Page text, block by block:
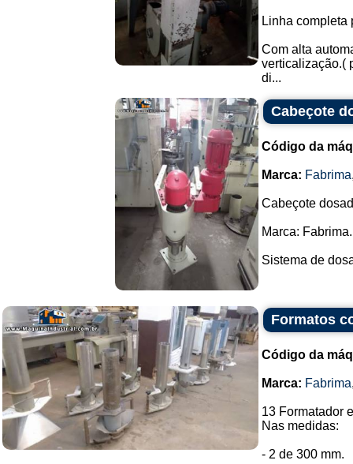
Linha completa
Com alta
verticalização.(
di...
Cabeçote
Código da
Marca: Fabrima
Cabeçote
Marca: Fabrima.
Sistema de
Formatos
Código da
Marca: Fabrima
13 Formatador
Nas medidas:
- 2 de 300 mm.